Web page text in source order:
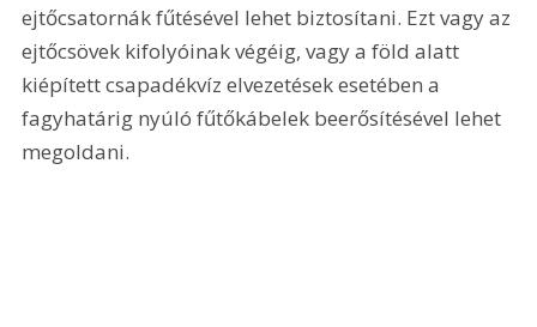
ejtőcsatornák fűtésével lehet biztosítani. Ezt vagy az
ejtőcsövek kifolyóinak végéig, vagy a föld alatt
kiépített csapadékvíz elvezetések esetében a
fagyhatárig nyúló fűtőkábelek beerősítésével lehet
megoldani.